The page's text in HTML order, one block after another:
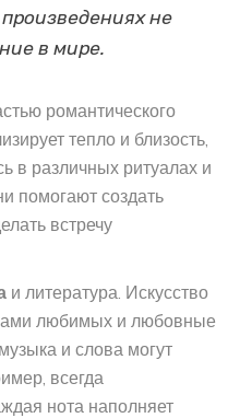
не
в мире.
романтического
тепло и близость,
в различных ритуалах и
помогают создать
встречу
и литература. Искусство
любимых и любовные
и слова могут
всегда
нота наполняет